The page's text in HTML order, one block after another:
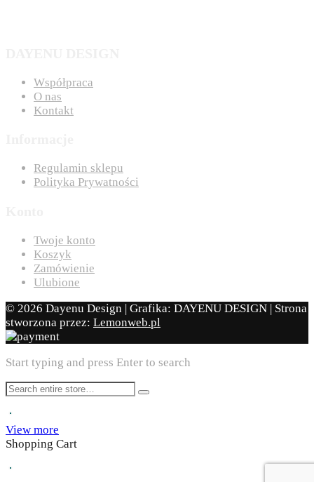
Współpraca
O nas
Kontakt
Regulamin sklepu
Polityka Prywatności
Twoje konto
Koszyk
Zamówienie
Ulubione
© 2026 Dayenu Design | Grafika: DAYENU DESIGN | Strona
stworzona przez: Lemonweb.pl
Start typing and press Enter to search
View more
Shopping Cart